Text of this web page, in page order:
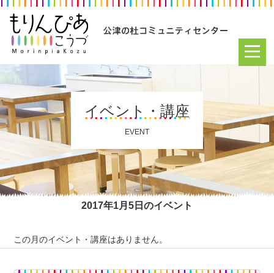
イベント・講座
EVENT
2017年1月5日のイベント
この月のイベント・講座はありません。